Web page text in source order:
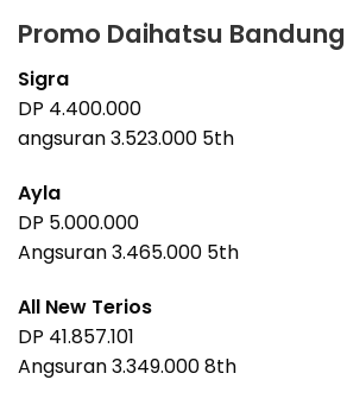
Promo Daihatsu
Sigra
DP 4.400.000
angsuran 3.523.000 5th
Ayla
DP 5.000.000
Angsuran 3.465.000 5th
All New Terios
DP 41.857.101
Angsuran 3.349.000 8th